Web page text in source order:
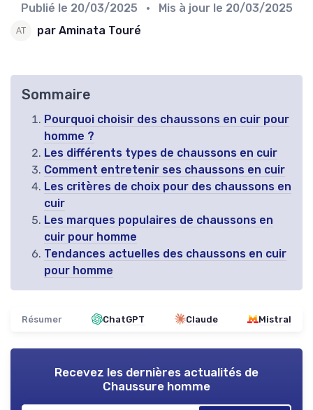
Publié le 20/03/2025 • Mis à jour le 20/03/2025
par Aminata Touré
Sommaire
Pourquoi choisir des chaussons en cuir pour
homme ?
Les différents types de chaussons en cuir
Comment entretenir ses chaussons en cuir
Les critères de choix pour des chaussons en
cuir
Les marques populaires de chaussons en
cuir pour homme
Tendances actuelles des chaussons en cuir
pour homme
Résumer ChatGPT Claude Mistral
Recevez les dernières actualités de
Chaussure homme